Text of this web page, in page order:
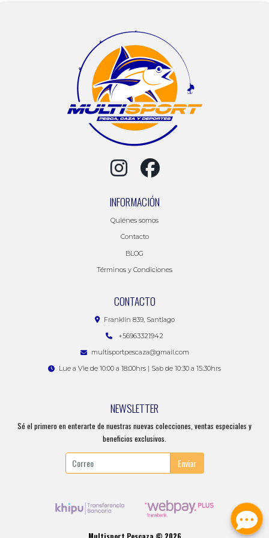
INFORMACIÓN
Quiénes somos
Contacto
BLOG
Términos y Condiciones
CONTACTO
Franklin 839, Santiago
+56963321942
multisportpescaza@gmail.com
Lue a Vie de 10:00 a 18:00hrs | Sab de 10:30 a 15:30hrs
NEWSLETTER
Sé el primero en enterarte de nuestras nuevas colecciones, ventas especiales y
beneficios exclusivos.
Enviar